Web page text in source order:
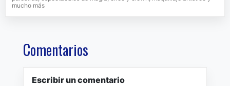
mucho más
Comentarios
Escribir un comentario